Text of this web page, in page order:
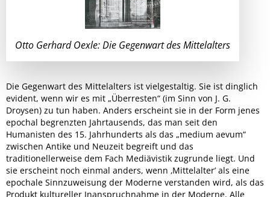
Otto Gerhard Oexle: Die Gegenwart des Mittelalters
Die Gegenwart des Mittelalters ist vielgestaltig. Sie ist dinglich
evident, wenn wir es mit „Überresten“ (im Sinn von J. G.
Droysen) zu tun haben. Anders erscheint sie in der Form jenes
epochal begrenzten Jahrtausends, das man seit den
Humanisten des 15. Jahrhunderts als das „medium aevum“
zwischen Antike und Neuzeit begreift und das
traditionellerweise dem Fach Mediävistik zugrunde liegt. Und
sie erscheint noch einmal anders, wenn ‚Mittelalter’ als eine
epochale Sinnzuweisung der Moderne verstanden wird, als das
Produkt kultureller Inanspruchnahme in der Moderne. Alle